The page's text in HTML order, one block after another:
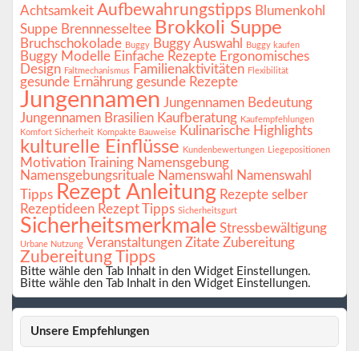
Achtsamkeit Aufbewahrungstipps Blumenkohl
Suppe Brennnesseltee Brokkoli Suppe
Bruchschokolade Buggy Buggy Auswahl Buggy kaufen
Buggy Modelle Einfache Rezepte Ergonomisches
Design Faltmechanismus Familienaktivitäten Flexibilität
gesunde Ernährung gesunde Rezepte
Jungennamen Jungennamen Bedeutung
Jungennamen Brasilien Kaufberatung Kaufempfehlungen
Komfort Sicherheit Kompakte Bauweise Kulinarische Highlights
kulturelle Einflüsse Kundenbewertungen Liegepositionen
Motivation Training Namensgebung
Namensgebungsrituale Namenswahl
Namenswahl
Tipps Rezept Anleitung Rezepte selber
Rezeptideen Rezept Tipps Sicherheitsgurt
Sicherheitsmerkmale Stressbewältigung
Urbane Nutzung Veranstaltungen Zitate Zubereitung
Zubereitung Tipps
Bitte wähle den Tab Inhalt in den Widget Einstellungen.
Bitte wähle den Tab Inhalt in den Widget Einstellungen.
Unsere Empfehlungen